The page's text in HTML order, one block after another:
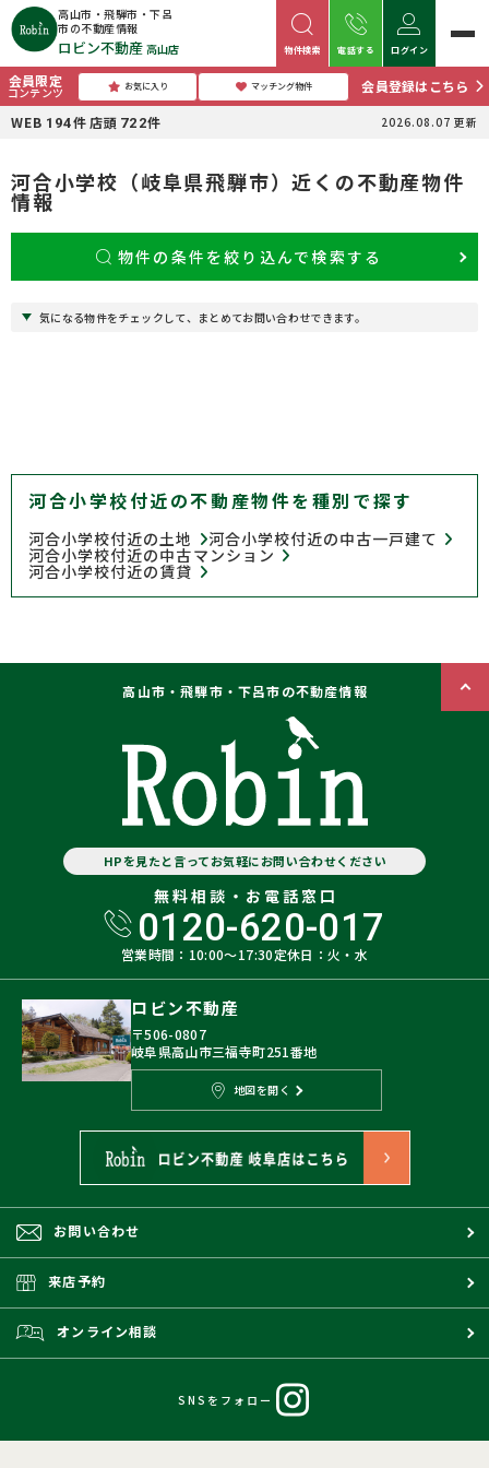
高山市・飛騨市・下呂
市の不動産情報
ロビン不動産 高山店 物件検索 電話する ログイン
会員限定
コンテンツ お気に入り マッチング物件
会員登録はこちら
WEB 194件 店頭 722件 2026.08.07 更新
河合小学校（岐阜県飛騨市）近くの不動産物件
情報
物件の条件を絞り込んで検索する
気になる物件をチェックして、まとめてお問い合わせできます。
河合小学校付近の不動産物件を種別で探す
河合小学校付近の土地 河合小学校付近の中古一戸建て
河合小学校付近の中古マンション
河合小学校付近の賃貸
高山市・飛騨市・下呂市の不動産情報
HPを見たと言ってお気軽にお問い合わせください
無料相談・お電話窓口
0120-620-017
営業時間：10:00〜17:30定休日：火・水
ロビン不動産
〒506-0807
岐阜県高山市三福寺町251番地
地図を開く
お問い合わせ
来店予約
オンライン相談
SNSをフォロー